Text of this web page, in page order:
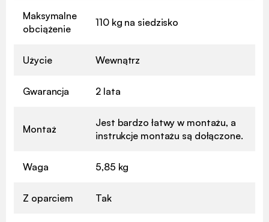
Maksymalne
obciążenie
110 kg na siedzisko
Użycie Wewnątrz
Gwarancja 2 lata
Montaż
Jest bardzo łatwy w montażu, a
instrukcje montażu są dołączone.
Waga 5,85 kg
Z oparciem Tak